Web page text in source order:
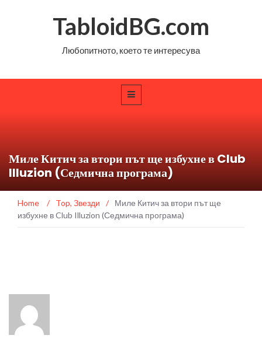
TabloidBG.com
Любопитното, което те интересува
Миле Китич за втори път ще избухне в Club
Illuzion (Седмична програма)
Home / Top, Звезди /
Миле Китич за втори път ще
избухне в Club Illuzion (Седмична програма)